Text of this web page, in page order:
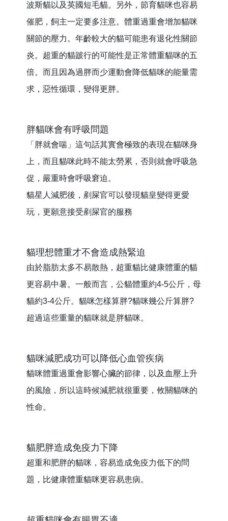
波斯貓以及英國短毛貓。另外，節育貓咪也容易
催肥，飼主一定要多注意。體重過重會增加貓咪
關節的壓力。年齡較大的貓可能患有退化性關節
炎。超重的貓跛行的可能性是正常體重貓咪的五
倍。而且因為過胖而少運動會降低貓咪的能量需
求，惡性循環，變得更胖。
胖貓咪會有呼吸問題
「胖就會喘」這句話其實會極致的表現在貓咪身
上，而且貓咪此時不能太勞累，否則就會呼吸急
促，嚴重時會呼吸窘迫。
貓星人減肥後，剷屎官可以發現貓皇變得更愛
玩，更願意接受剷屎官的服務
貓理想體重才不會造成熱緊迫
由於脂肪太多不易散熱，超重貓比健康體重的貓
更容易中暑。一般而言，公貓體重約4-5公斤，母
貓約3-4公斤。貓咪怎樣算胖?貓咪幾公斤算胖?
超過這些重量的貓咪就是胖貓咪。
貓咪減肥成功可以降低心血管疾病
貓咪體重過重會影響心臟的節律，以及血壓上升
的風險，所以這時候減肥就很重要，攸關貓咪的
性命。
貓肥胖造成免疫力下降
超重和肥胖的貓咪，容易造成免疫力低下的問
題，比健康體重貓咪更容易患病。